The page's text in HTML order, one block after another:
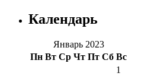
Календарь
Январь 2023
Пн Вт Ср Чт Пт Сб Вс
1